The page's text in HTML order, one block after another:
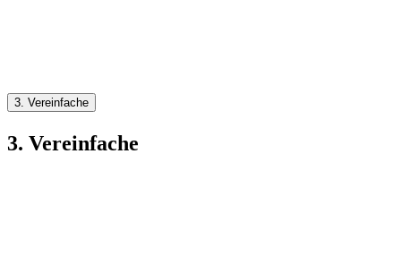
3. Vereinfache
3. Vereinfache